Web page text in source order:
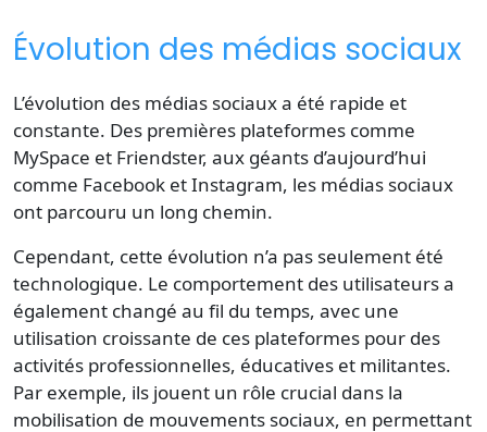
Évolution des médias sociaux
L’évolution des médias sociaux a été rapide et
constante. Des premières plateformes comme
MySpace et Friendster, aux géants d’aujourd’hui
comme Facebook et Instagram, les médias sociaux
ont parcouru un long chemin.
Cependant, cette évolution n’a pas seulement été
technologique. Le comportement des utilisateurs a
également changé au fil du temps, avec une
utilisation croissante de ces plateformes pour des
activités professionnelles, éducatives et militantes.
Par exemple, ils jouent un rôle crucial dans la
mobilisation de mouvements sociaux, en permettant